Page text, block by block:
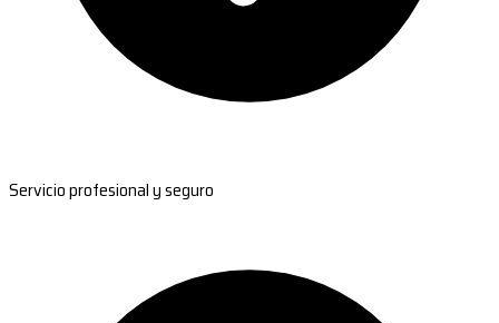
Servicio profesional y seguro